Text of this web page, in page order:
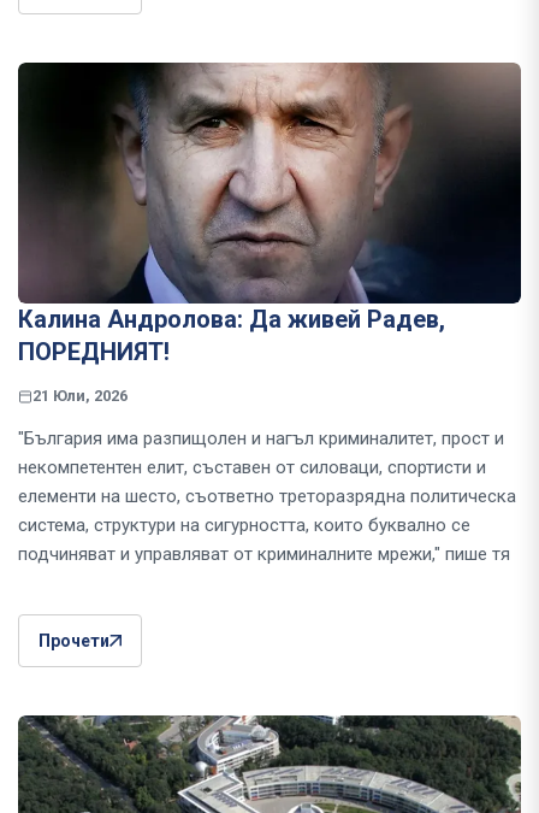
Калина Андролова: Да живей Радев,
ПОРЕДНИЯТ!
21 Юли, 2026
"България има разпищолен и нагъл криминалитет, прост и
некомпетентен елит, съставен от силоваци, спортисти и
елементи на шесто, съответно треторазрядна политическа
система, структури на сигурността, които буквално се
подчиняват и управляват от криминалните мрежи," пише тя
Прочети